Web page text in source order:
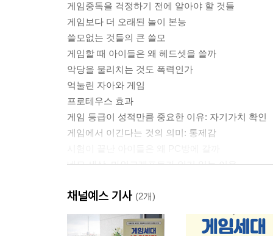
게임중독을 걱정하기 전에 알아야 할 것들
게임보다 더 오래된 놀이 본능
쓸모없는 것들의 큰 쓸모
게임할 때 아이들은 왜 헤드셋을 쓸까
악당을 물리치는 것도 폭력인가
억눌린 자아와 게임
프로테우스 효과
게임 등급이 성적만큼 중요한 이유: 자기가치 확인
게임에서 이긴다는 것의 의미: 통제감
네모 세상, 마인크래프트가 인기 있는 이유
2부 | 게임이 스펙이 되는 세상
반도체 기업이 게이머를 채용하는 이유
채널예스 기사 (2개)